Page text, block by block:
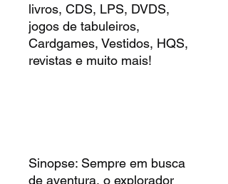
livros, CDS, LPS, DVDS,
jogos de tabuleiros,
Cardgames, Vestidos, HQS,
revistas e muito mais!
Sinopse: Sempre em busca
de aventura, o explorador